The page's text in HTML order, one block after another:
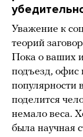
Уважение к
теорий
Пока о ваших
подъезд, офис
популярности
поделится
немало веса.
была научная